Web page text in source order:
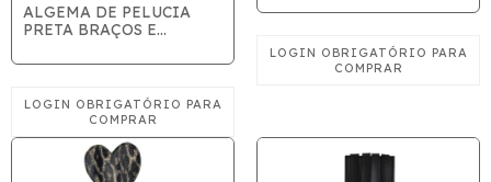
ALGEMA DE PELUCIA
PRETA BRAÇOS E